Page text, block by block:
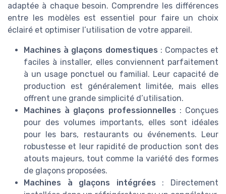
adaptée à chaque besoin. Comprendre les différences
entre les modèles est essentiel pour faire un choix
éclairé et optimiser l’utilisation de votre appareil.
Machines à glaçons domestiques : Compactes et
faciles à installer, elles conviennent parfaitement
à un usage ponctuel ou familial. Leur capacité de
production est généralement limitée, mais elles
offrent une grande simplicité d’utilisation.
Machines à glaçons professionnelles : Conçues
pour des volumes importants, elles sont idéales
pour les bars, restaurants ou événements. Leur
robustesse et leur rapidité de production sont des
atouts majeurs, tout comme la variété des formes
de glaçons proposées.
Machines à glaçons intégrées : Directement